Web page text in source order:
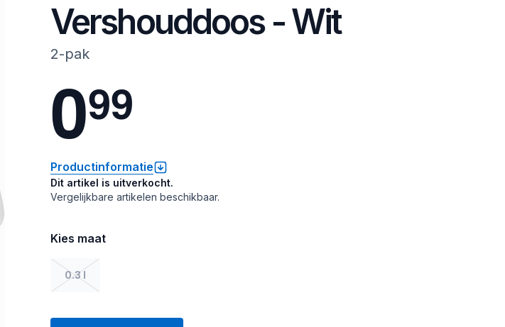
Vershouddoos - Wit
2-pak
099
Productinformatie
Dit artikel is uitverkocht.
Vergelijkbare artikelen beschikbaar.
Kies maat
0.3 l